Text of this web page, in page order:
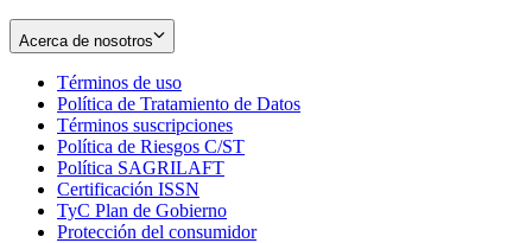
Acerca de nosotros
Términos de uso
in
new
window
Política de Tratamiento de Datos
Términos suscripciones
in
Política de Riesgos C/ST
Política SAGRILAFT
new
window
Certificación ISSN
in
new
TyC Plan de Gobierno
in
Protección del consumidorOpens